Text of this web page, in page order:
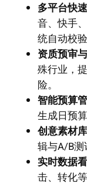
多平台快
音、快手
统自动校验
资质预审
殊行业，
险。
智能预算
生成日预
创意素材
辑与A/B测
实时数据
击、转化